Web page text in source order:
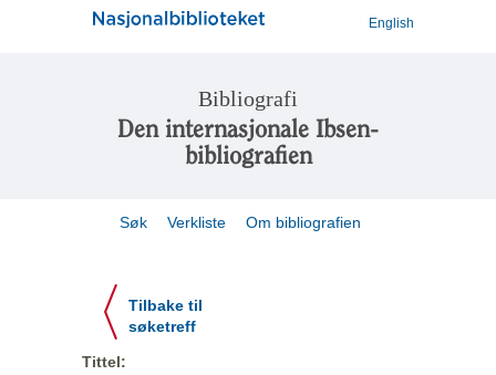
English
Bibliografi
Den internasjonale Ibsen-
bibliografien
Søk Verkliste Om bibliografien
Tilbake til
søketreff
Tittel: